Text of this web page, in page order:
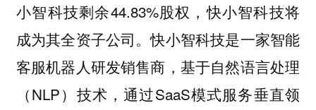
小智科技剩余44.83%股权，快小智科技将
成为其全资子公司。快小智科技是一家智能
客服机器人研发销售商，基于自然语言处理
（NLP）技术，通过SaaS模式服务垂直领